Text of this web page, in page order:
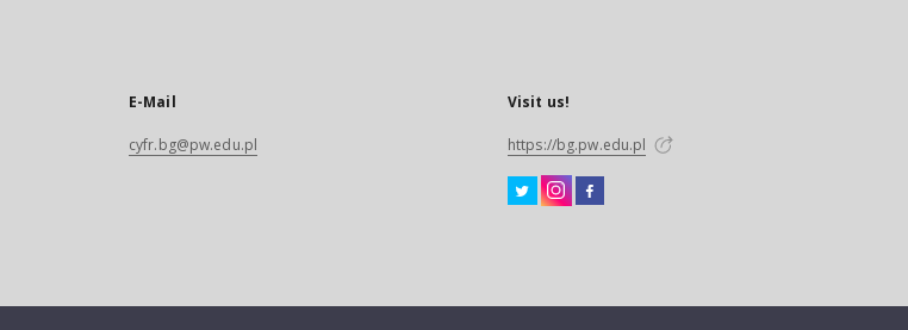
E-Mail
cyfr.bg@pw.edu.pl
Visit us!
https://bg.pw.edu.pl